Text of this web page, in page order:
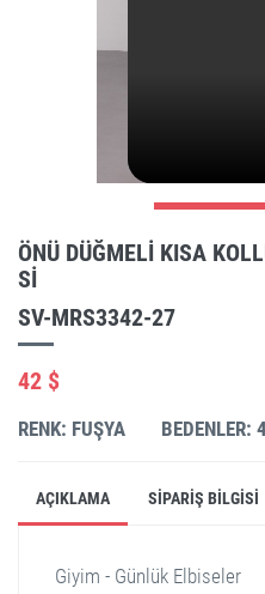
ÖNÜ DÜĞMELI KISA
SI
SV-MRS3342-27
42 $
RENK: FUŞYA
AÇIKLAMA SIPARIŞ BILGISI
Giyim - Günlük Elbiseler